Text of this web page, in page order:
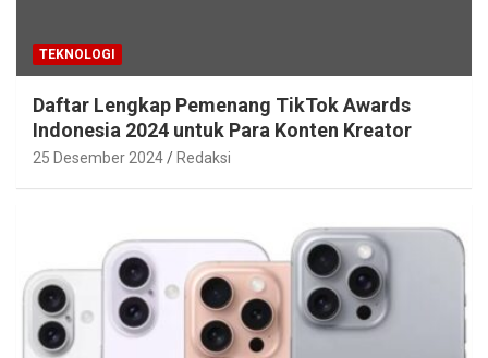
TEKNOLOGI
Daftar Lengkap Pemenang TikTok Awards
Indonesia 2024 untuk Para Konten Kreator
25 Desember 2024 Redaksi